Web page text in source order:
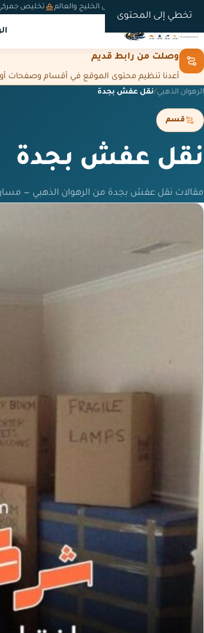
تخطي إلى المحتوى
شحن دولي من السعودية إلى الخليج والعالم تخليص
وصلت من رابط قديم
أعدنا تنظيم محتوى الموقع في أقسام وصفحات
الرهوان الذهبي/نقل عفش بجدة
قسم
نقل عفش بجدة
مقالات نقل عفش بجدة من الرهوان الذهبي —